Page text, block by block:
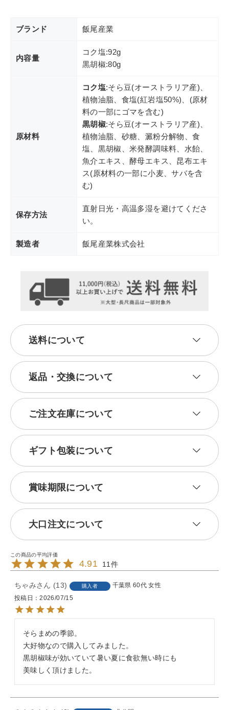
ブランド 飯尾産業
内容量
コク塩:92g
黒胡椒:80g
原材料
コク塩:そら豆(オーストラリア産)、
植物油脂、食塩(紅岩塩50%)、(原材
料の一部にゴマを含む)
黒胡椒:そら豆(オーストラリア産)、
植物油脂、砂糖、澱粉分解物、食
塩、黒胡椒、米発酵調味料、水飴、
魚介エキス、酵母エキス、昆布エキ
ス(原材料の一部に小麦、サバを含
む)
保存方法
直射日光・高温多湿を避けてくださ
い。
製造者 飯尾産業株式会社
送料について
返品・交換について
ご注文在庫について
ギフト包装について
賞味期限について
大口注文について
4.91 11
ちゃみ 13 購入者 千葉県 60代 女性
投稿日
2026/07/15
そらまめの季節。
大好物なので購入してみました。
黒胡椒味が効いていて暑い夏に食欲無い時にも
美味しく頂けました。